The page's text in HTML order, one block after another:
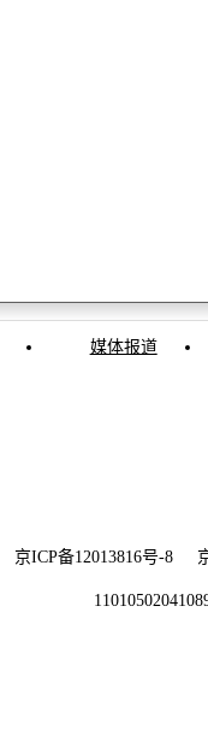
媒体报道
京ICP备12013816号-8